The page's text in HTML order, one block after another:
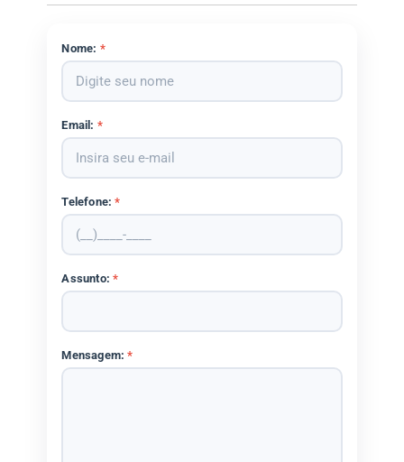
Nome: *
Email: *
Telefone:*
Assunto:*
Mensagem:*